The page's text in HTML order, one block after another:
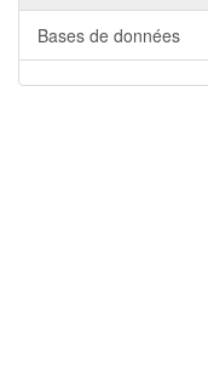
Bases de données